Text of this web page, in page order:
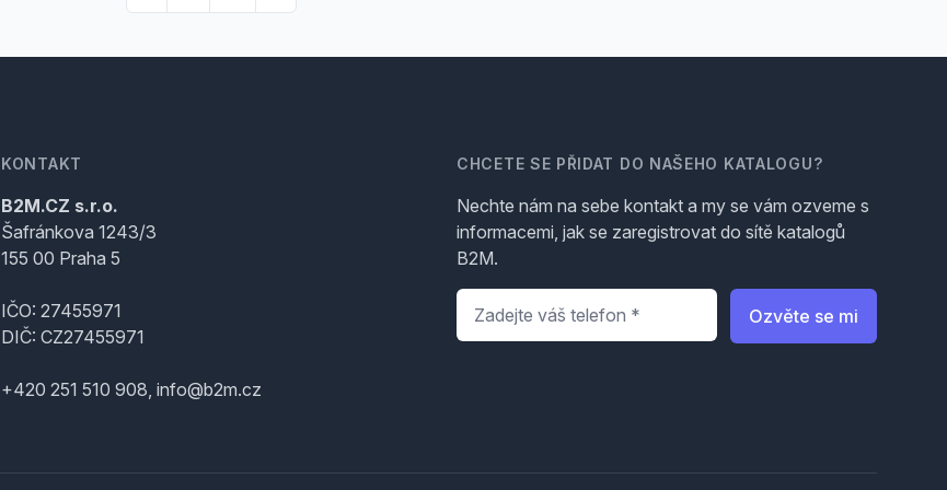
KONTAKT
B2M.CZ s.r.o.
Šafránkova 1243/3
155 00 Praha 5
IČO: 27455971
DIČ: CZ27455971
+420 251 510 908, info@b2m.cz
CHCETE SE PŘIDAT DO NAŠEHO KATALOGU?
Nechte nám na sebe kontakt a my se vám ozveme s
informacemi, jak se zaregistrovat do sítě katalogů
B2M.
Telefon
Ozvěte se mi